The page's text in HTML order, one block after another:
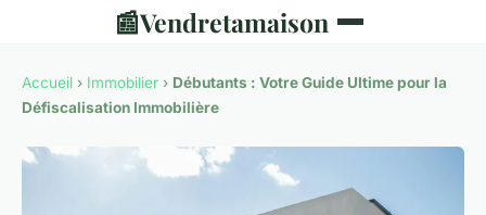
📰Vendretamaison
Accueil › Immobilier › Débutants : Votre Guide Ultime pour la
Défiscalisation Immobilière